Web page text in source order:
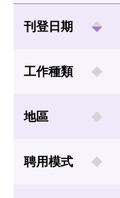
刊登日期
工作種類
地區
聘用模式